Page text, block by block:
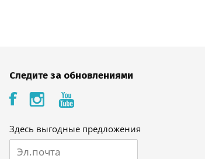
Следите за обновлениями
Здесь выгодные предложения